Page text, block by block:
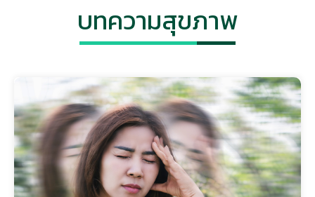
บทความสุขภาพ